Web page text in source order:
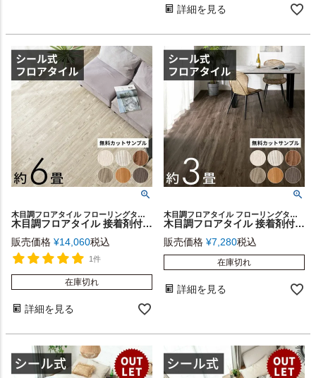
詳細を見る
木目調フロアタイル フローリングタイル フローリングカーペット
木目調フロアタイル 接着剤付き 床材 フローリング 貼るだけフローリングタイル 72枚セット[接着タイプ] DIY 床 シート 簡単 タイル フロアタイルステッカー フロアーマット シールフローリングカーペット ウッドカーペット DIY床リフォーム おしゃれ
販売価格 ¥14,060税込
1件
在庫切れ
詳細を見る
木目調フロアタイル フローリングタイル フローリングカーペット
木目調フロアタイル 接着剤付き 床材 フローリング 貼るだけフローリングタイル 36枚セット[全8色] 床 シート タイル フロアタイルステッカー フロアーマット シールフローリングカーペット ウッドカーペット DIY 床 シート リフォーム 簡単 おしゃれ
販売価格 ¥7,280税込
在庫切れ
詳細を見る